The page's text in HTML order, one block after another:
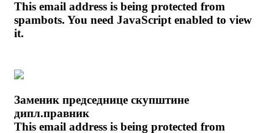
This email address is being protected from
spambots. You need JavaScript enabled to view
it.
Заменик председнице скупштине
дипл.правник
This email address is being protected from